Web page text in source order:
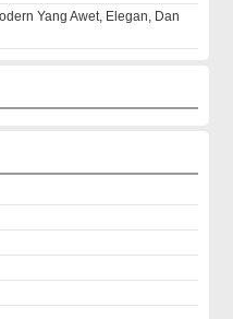
Yang Awet, Elegan, Dan